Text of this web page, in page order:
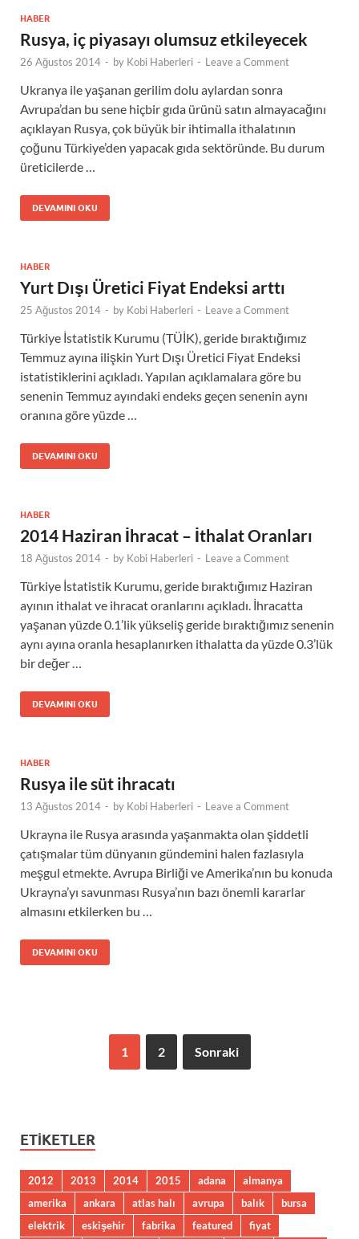
HABER
Rusya, iç piyasayı olumsuz etkileyecek
26 Ağustos 2014 - by Kobi Haberleri - Leave a Comment
Ukranya ile yaşanan gerilim dolu aylardan sonra
Avrupa’dan bu sene hiçbir gıda ürünü satın almayacağını
açıklayan Rusya, çok büyük bir ihtimalla ithalatının
çoğunu Türkiye’den yapacak gıda sektöründe. Bu durum
üreticilerde …
DEVAMINI OKU
HABER
Yurt Dışı Üretici Fiyat Endeksi arttı
25 Ağustos 2014 - by Kobi Haberleri - Leave a Comment
Türkiye İstatistik Kurumu (TÜİK), geride bıraktığımız
Temmuz ayına ilişkin Yurt Dışı Üretici Fiyat Endeksi
istatistiklerini açıkladı. Yapılan açıklamalara göre bu
senenin Temmuz ayındaki endeks geçen senenin aynı
oranına göre yüzde …
DEVAMINI OKU
HABER
2014 Haziran İhracat – İthalat Oranları
18 Ağustos 2014 - by Kobi Haberleri - Leave a Comment
Türkiye İstatistik Kurumu, geride bıraktığımız Haziran
ayının ithalat ve ihracat oranlarını açıkladı. İhracatta
yaşanan yüzde 0.1’lik yükseliş geride bıraktığımız senenin
aynı ayına oranla hesaplanırken ithalatta da yüzde 0.3’lük
bir değer …
DEVAMINI OKU
HABER
Rusya ile süt ihracatı
13 Ağustos 2014 - by Kobi Haberleri - Leave a Comment
Ukrayna ile Rusya arasında yaşanmakta olan şiddetli
çatışmalar tüm dünyanın gündemini halen fazlasıyla
meşgul etmekte. Avrupa Birliği ve Amerika’nın bu konuda
Ukrayna’yı savunması Rusya’nın bazı önemli kararlar
almasını etkilerken bu …
DEVAMINI OKU
1 2 Sonraki
ETIKETLER
2012 2013 2014 2015 adana
almanya
amerika
ankara atlas halı avrupa balık
bursa
elektrik
eskişehir fabrika featured fiyat